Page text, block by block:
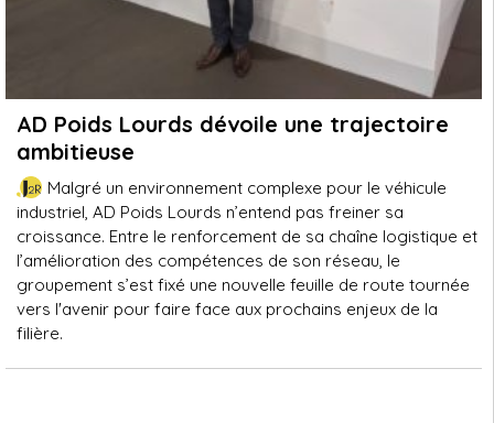
AD Poids Lourds dévoile une trajectoire
ambitieuse
Malgré un environnement complexe pour le véhicule
industriel, AD Poids Lourds n’entend pas freiner sa
croissance. Entre le renforcement de sa chaîne logistique et
l’amélioration des compétences de son réseau, le
groupement s’est fixé une nouvelle feuille de route tournée
vers l'avenir pour faire face aux prochains enjeux de la
filière.